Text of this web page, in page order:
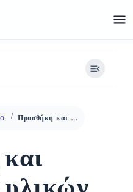
Προσθήκη και διαχείριση υλικών